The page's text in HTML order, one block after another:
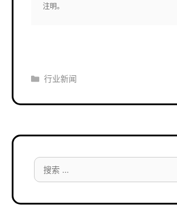
注明。
分
行业新闻
搜
索：